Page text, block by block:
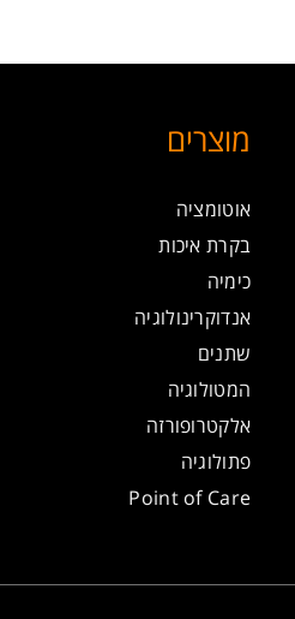
מוצרים
אוטומציה
בקרת איכות
כימיה
אנדוקרינולוגיה
שתנים
המטולוגיה
אלקטרופורזה
פתולוגיה
Point of Care